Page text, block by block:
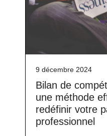
9 décembre 2024
Bilan de
une méthode
redéfinir votre
professionnel